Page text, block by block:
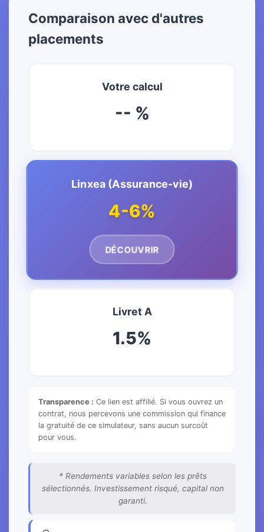
Comparaison avec d'autres
placements
Votre calcul
-- %
Linxea (Assurance-vie)
4-6%
DÉCOUVRIR
Livret A
1.5%
Transparence : Ce lien est affilié. Si vous ouvrez un
contrat, nous percevons une commission qui finance
la gratuité de ce simulateur, sans aucun surcoût
pour vous.
* Rendements variables selon les prêts
sélectionnés. Investissement risqué, capital non
garanti.